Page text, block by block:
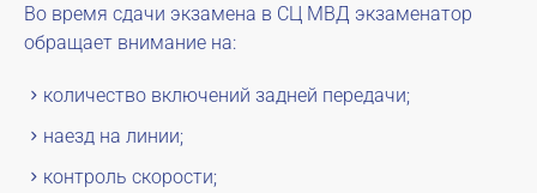
Во время сдачи экзамена в СЦ МВД экзаменатор
обращает внимание на:
количество включений задней передачи;
наезд на линии;
контроль скорости;